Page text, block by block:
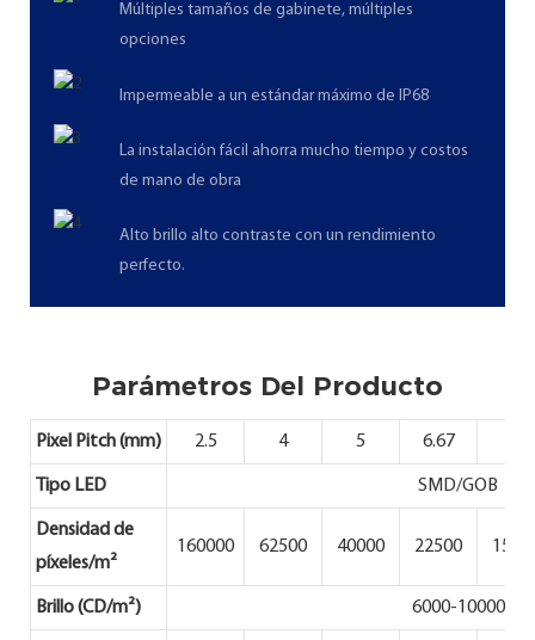
Múltiples tamaños de gabinete, múltiples
opciones
Impermeable a un estándar máximo de IP68
La instalación fácil ahorra mucho tiempo y costos
de mano de obra
Alto brillo alto contraste con un rendimiento
perfecto.
Parámetros Del Producto
Pixel Pitch (mm) 2.5 4 5 6.67
Tipo LED SMD/GOB
Densidad de
píxeles/m²
160000 62500 40000 22500
Brillo (CD/m²) 6000-10000